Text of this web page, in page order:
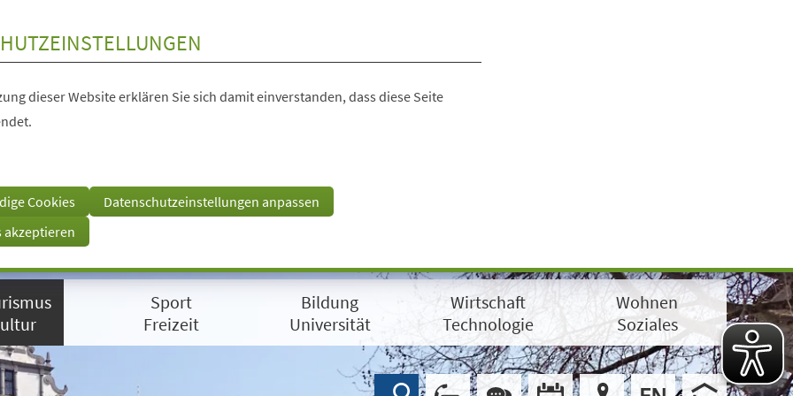
dieser Website erklären Sie sich damit einverstanden, dass diese Seite
Cookies
Datenschutzeinstellungen anpassen
akzeptieren
Sport
Freizeit
Bildung
Universität
Wirtschaft
Technologie
Wohnen
Soziales